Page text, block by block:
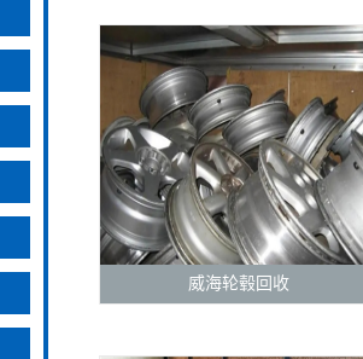
威海轮毂回收